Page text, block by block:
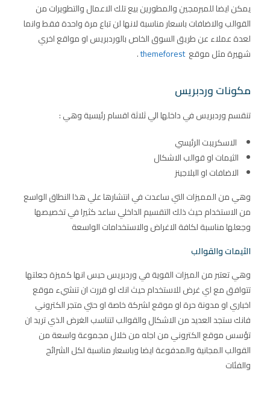
يمكن ايضا للمبرمجين والمطورين بيع تلك الاعمال والتطويرات من
القوالب والاضافات باسعار مناسبة لانها لن تباع مرة واحدة فقط وانما
لعدة عملاء عن طريق السوق الخاص بالوردبريس او مواقع اخري
شهيرة مثل موقعthemeforest
.
مكونات وردبريس
تنقسم وردبريس في داخلها الي ثلاثة اقسام رئيسية وهي :
الاسكريبت الرئيسي
الثيمات او قوالب الاشكال
الاضافات او البلاجينز
وهي من المميزات التي ساعدت في انتشارها علي هذا النطاق الواسع
من الاستخدام حيث ذلك التقسيم الداخلي ساعد كثيرا في تخصيصها
وجعلها مناسبة لكافة الاغراض والاستخدامات الواسعة
الثيمات والقوالب
وهي تعتبر من الميزات القوية في وردبريس حيس انها كميزة جعلتها
تتوافق مع اي غرض للاستخدام حيث انك لو قررت ان تنشيء موقع
اخباري او مدونة حرة او موقع لشركة خاصة او حتي متجر الكتروني
فانك ستجد العديد من الاشكال والقوالب لتناسب الغرض الذي تريد ان
تؤسس موقع الكتروني من اجله من خلال مجموعة واسعة من
القوالب المجانية والمدفوعة ايضا وباسعار مناسبة لكل الشرائح
والفئات